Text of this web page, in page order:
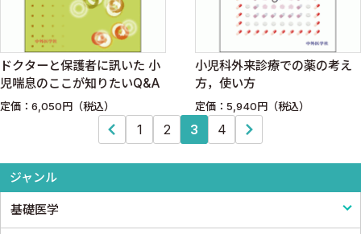
ジャンル
基礎医学
ドクターと保護者に訊いた 小
児喘息のここが知りたいQ&A
定価：6,050円（税込）
小児科外来診療での薬の考え
方，使い方
定価：5,940円（税込）
1 2 3 4